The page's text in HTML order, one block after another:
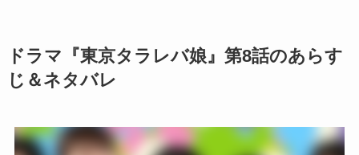
ドラマ『東京タラレバ娘』第8話のあらす
じ＆ネタバレ